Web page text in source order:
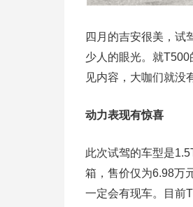
四月的吉安很美，试
少人的眼光。就
见内容，大咖们就没
动力表现有惊喜
此次试驾的车型是
箱，售价仅为6.98万
一定会有现车。目前